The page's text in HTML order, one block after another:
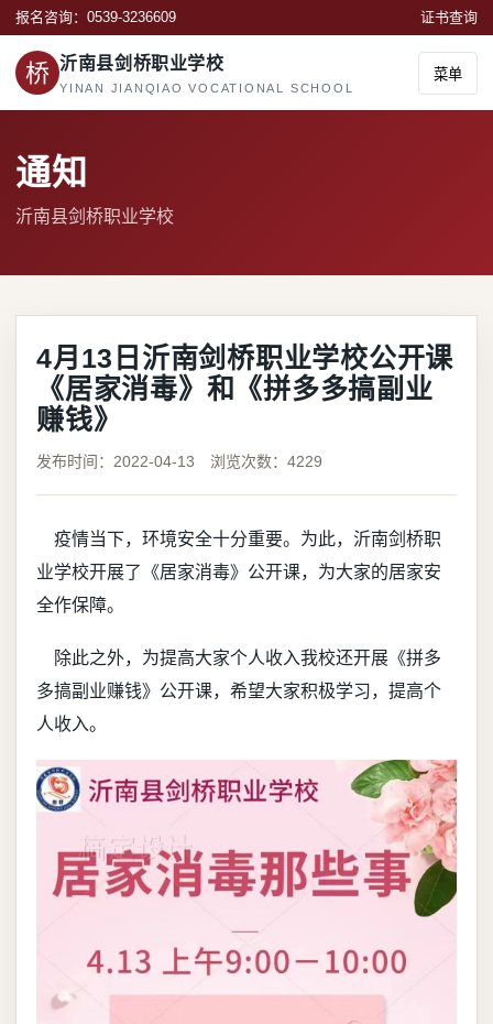
报名咨询：0539-3236609 证书查询
桥 沂南县剑桥职业学校
YINAN JIANQIAO VOCATIONAL SCHOOL
菜单
通知
沂南县剑桥职业学校
4月13日沂南剑桥职业学校公开课
《居家消毒》和《拼多多搞副业
赚钱》
发布时间：2022-04-13 浏览次数：4229
疫情当下，环境安全十分重要。为此，沂南剑桥职
业学校开展了《居家消毒》公开课，为大家的居家安
全作保障。
除此之外，为提高大家个人收入我校还开展《拼多
多搞副业赚钱》公开课，希望大家积极学习，提高个
人收入。